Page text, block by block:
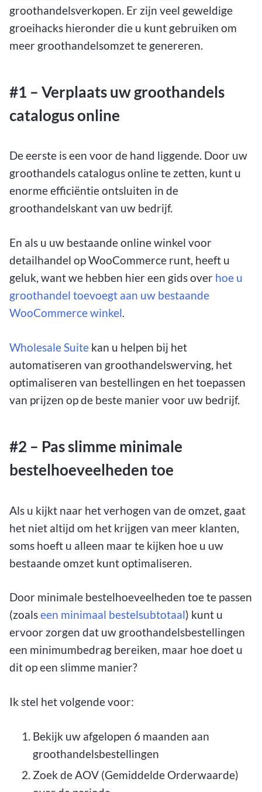
groothandelsverkopen. Er zijn veel geweldige
groeihacks hieronder die u kunt gebruiken om
meer groothandelsomzet te genereren.
#1 – Verplaats uw groothandels
catalogus online
De eerste is een voor de hand liggende. Door uw
groothandels catalogus online te zetten, kunt u
enorme efficiëntie ontsluiten in de
groothandelskant van uw bedrijf.
En als u uw bestaande online winkel voor
detailhandel op WooCommerce runt, heeft u
geluk, want we hebben hier een gids over hoe u
groothandel toevoegt aan uw bestaande
WooCommerce winkel.
Wholesale Suite kan u helpen bij het
automatiseren van groothandelswerving, het
optimaliseren van bestellingen en het toepassen
van prijzen op de beste manier voor uw bedrijf.
#2 – Pas slimme minimale
bestelhoeveelheden toe
Als u kijkt naar het verhogen van de omzet, gaat
het niet altijd om het krijgen van meer klanten,
soms hoeft u alleen maar te kijken hoe u uw
bestaande omzet kunt optimaliseren.
Door minimale bestelhoeveelheden toe te passen
(zoalseen minimaal bestelsubtotaal) kunt u
ervoor zorgen dat uw groothandelsbestellingen
een minimumbedrag bereiken, maar hoe doet u
dit op een slimme manier?
Ik stel het volgende voor:
Bekijk uw afgelopen 6 maanden aan
groothandelsbestellingen
Zoek de AOV (Gemiddelde Orderwaarde)